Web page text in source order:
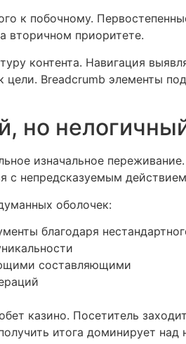
к побочному.
вторичном приоритете.
контента. Навигация
Breadcrumb элементы
но
изначальное
с непредсказуемым
оболочек:
благодаря
составляющими
казино. Посетитель
итога доминирует над